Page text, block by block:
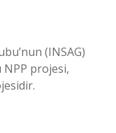
(INSAG)
projesi,